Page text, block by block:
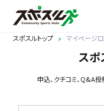
スポスルトップ マイページ
スポ
申込、クチコミ、Q&A